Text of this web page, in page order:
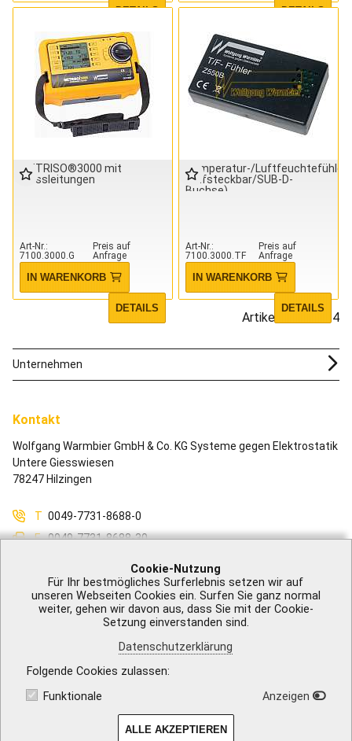
Cookie-Nutzung
Für Ihr bestmögliches Surferlebnis setzen wir auf
unseren Webseiten Cookies ein. Surfen Sie ganz normal
weiter, gehen wir davon aus, dass Sie mit der Cookie-
Setzung einverstanden sind.
Datenschutzerklärung
Folgende Cookies zulassen
Funktionale
Anzeigen
ALLE AKZEPTIEREN
DETAILS DETAILS
METRISO®3000 mit
Messleitungen
Art-Nr.
7100.3000.G
Preis auf
Anfrage
IN WARENKORB
DETAILS
Temperatur-/Luftfeuchtefühler
(aufsteckbar/SUB-D-
Buchse)
Art-Nr.
7100.3000.TF
Preis auf
Anfrage
IN WARENKORB
DETAILS
Artikel 1 - 4 von 4
Kontakt
Wolfgang Warmbier GmbH & Co. KG Systeme gegen Elektrostatik
Untere Giesswiesen
78247 Hilzingen
T 0049-7731-8688-0
F
0049-7731-8688-30
Unternehmen
Datenschutzerklärung